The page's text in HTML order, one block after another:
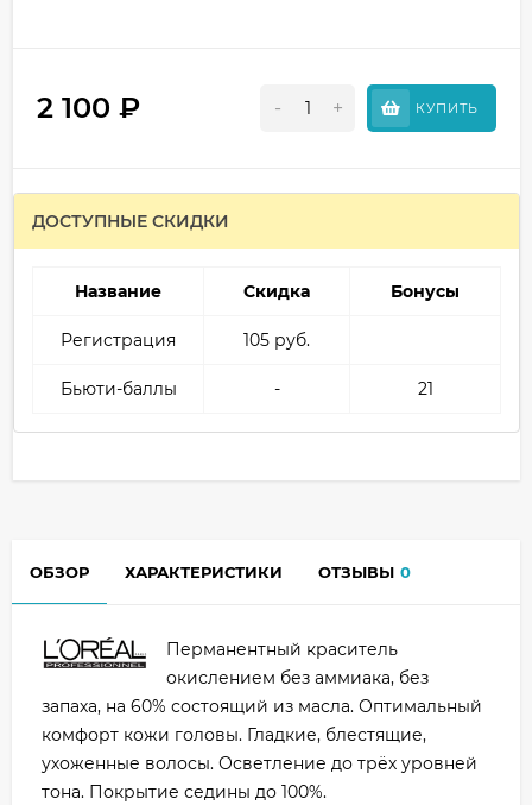
2 100 ₽ - + КУПИТЬ
ДОСТУПНЫЕ СКИДКИ
Название Скидка Бонусы
Регистрация 105 руб.
Бьюти-баллы - 21
ОБЗОР ХАРАКТЕРИСТИКИ ОТЗЫВЫ 0
Перманентный краситель
окислением без аммиака, без
запаха, на 60% состоящий из масла. Оптимальный
комфорт кожи головы. Гладкие, блестящие,
ухоженные волосы. Осветление до трёх уровней
тона. Покрытие седины до 100%.